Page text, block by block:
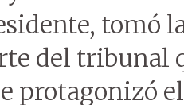
tomó
del tribunal
protagonizó el